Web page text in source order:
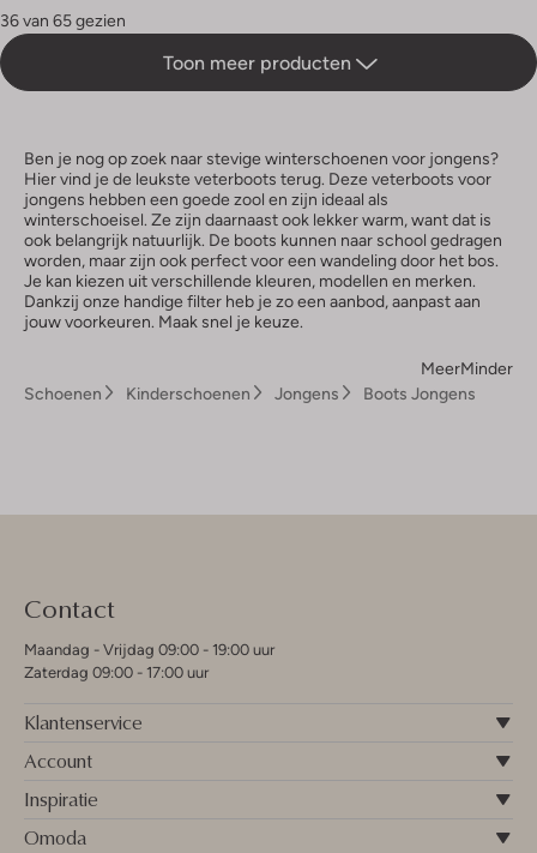
36 van 65 gezien
Toon meer producten
Ben je nog op zoek naar stevige winterschoenen voor jongens?
Hier vind je de leukste veterboots terug. Deze veterboots voor
jongens hebben een goede zool en zijn ideaal als
winterschoeisel. Ze zijn daarnaast ook lekker warm, want dat is
ook belangrijk natuurlijk. De boots kunnen naar school gedragen
worden, maar zijn ook perfect voor een wandeling door het bos.
Je kan kiezen uit verschillende kleuren, modellen en merken.
Dankzij onze handige filter heb je zo een aanbod, aanpast aan
jouw voorkeuren. Maak snel je keuze.
MeerMinder
Schoenen
Kinderschoenen Jongens Boots Jongens
Contact
Maandag - Vrijdag 09:00 - 19:00 uur
Zaterdag 09:00 - 17:00 uur
Klantenservice
Account
Inspiratie
Omoda